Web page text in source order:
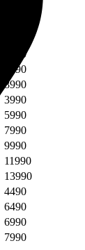
7490
5990
8990
3990
5990
7990
9990
11990
13990
4490
6490
6990
7990